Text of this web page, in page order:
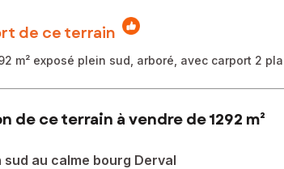
de ce terrain
m² exposé plein sud, arboré, avec carport 2
de ce terrain à vendre de 1292 m²
sud au calme bourg Derval